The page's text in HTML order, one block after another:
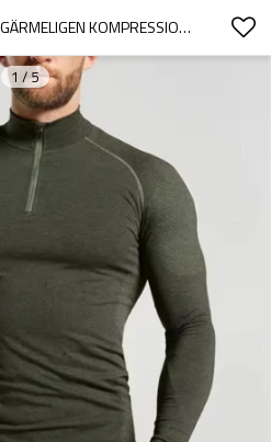
HERSTELLER VON LANGÄRMELIGEN KOMPRESSIONSSHIRTS FÜR HERREN MIT HALBREISSVERSCHLUSS UND ROLLKRAGEN
1 /5